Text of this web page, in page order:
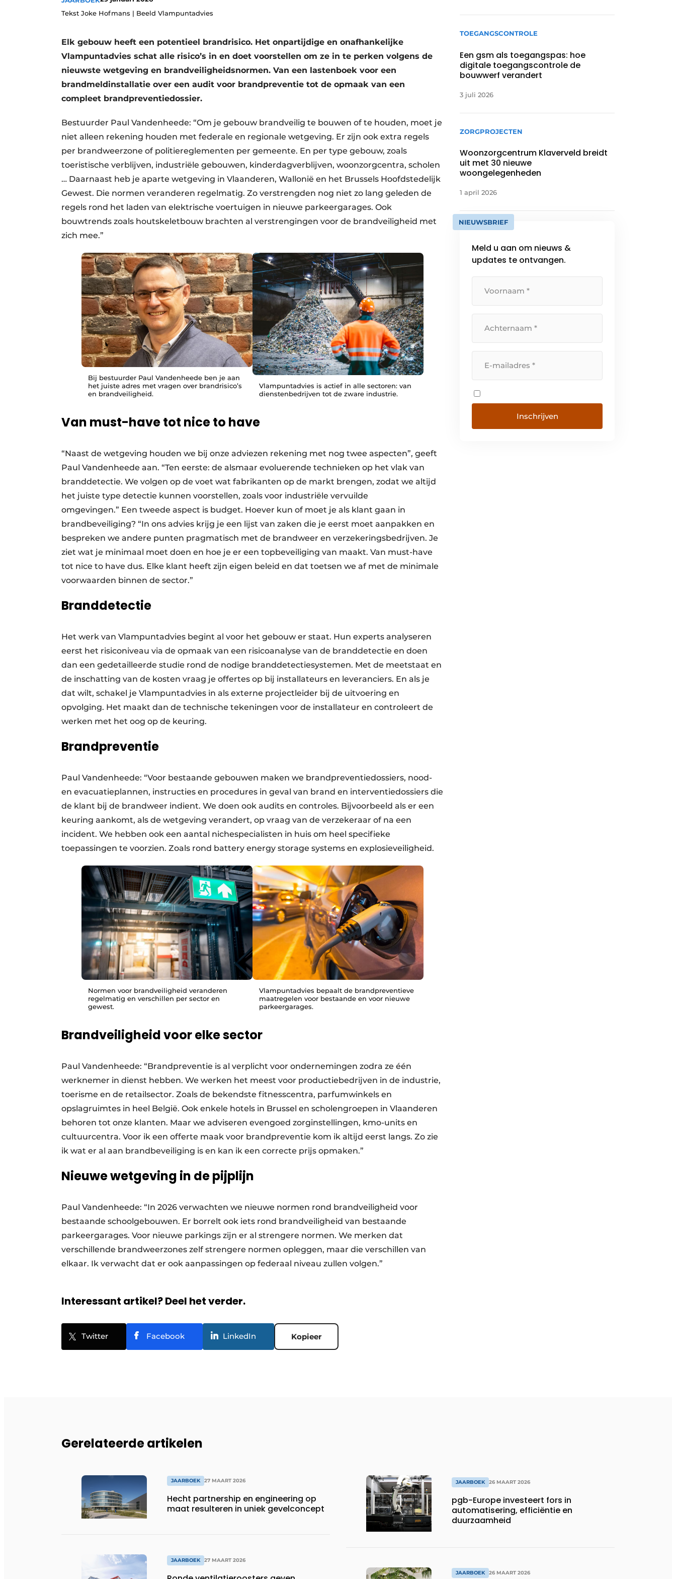
Vacature aanmelden
Video’s
Bedrijven
Bedrijven
Tekst Joke Hofmans | Beeld Vlampuntadvies
Elk gebouw heeft een potentieel brandrisico. Het onpartijdige en onafhankelijke
Vlampuntadvies schat alle risico’s in en doet voorstellen om ze in te perken volgens de
nieuwste wetgeving en brandveiligheidsnormen. Van een lastenboek voor een
brandmeldinstallatie over een audit voor brandpreventie tot de opmaak van een
compleet brandpreventiedossier.
Bestuurder Paul Vandenheede: “Om je gebouw brandveilig te bouwen of te houden, moet je
niet alleen rekening houden met federale en regionale wetgeving. Er zijn ook extra regels
per brandweerzone of politiereglementen per gemeente. En per type gebouw, zoals
toeristische verblijven, industriële gebouwen, kinderdagverblijven, woonzorgcentra, scholen
… Daarnaast heb je aparte wetgeving in Vlaanderen, Wallonië en het Brussels Hoofdstedelijk
Gewest. Die normen veranderen regelmatig. Zo verstrengden nog niet zo lang geleden de
regels rond het laden van elektrische voertuigen in nieuwe parkeergarages. Ook
bouwtrends zoals houtskeletbouw brachten al verstrengingen voor de brandveiligheid met
zich mee.”
Bij bestuurder Paul Vandenheede ben je aan
het juiste adres met vragen over brandrisico’s
en brandveiligheid.
Vlampuntadvies is actief in alle sectoren: van
dienstenbedrijven tot de zware industrie.
Van must-have tot nice to have
“Naast de wetgeving houden we bij onze adviezen rekening met nog twee aspecten”, geeft
Paul Vandenheede aan. “Ten eerste: de alsmaar evoluerende technieken op het vlak van
branddetectie. We volgen op de voet wat fabrikanten op de markt brengen, zodat we altijd
het juiste type detectie kunnen voorstellen, zoals voor industriële vervuilde
omgevingen.” Een tweede aspect is budget. Hoever kun of moet je als klant gaan in
brandbeveiliging? “In ons advies krijg je een lijst van zaken die je eerst moet aanpakken en
bespreken we andere punten pragmatisch met de brandweer en verzekeringsbedrijven. Je
ziet wat je minimaal moet doen en hoe je er een topbeveiliging van maakt. Van must-have
tot nice to have dus. Elke klant heeft zijn eigen beleid en dat toetsen we af met de minimale
voorwaarden binnen de sector.”
Branddetectie
Het werk van Vlampuntadvies begint al voor het gebouw er staat. Hun experts analyseren
eerst het risiconiveau via de opmaak van een risicoanalyse van de branddetectie en doen
dan een gedetailleerde studie rond de nodige branddetectiesystemen. Met de meetstaat en
de inschatting van de kosten vraag je offertes op bij installateurs en leveranciers. En als je
dat wilt, schakel je Vlampuntadvies in als externe projectleider bij de uitvoering en
opvolging. Het maakt dan de technische tekeningen voor de installateur en controleert de
werken met het oog op de keuring.
Brandpreventie
Paul Vandenheede: “Voor bestaande gebouwen maken we brandpreventiedossiers, nood-
en evacuatieplannen, instructies en procedures in geval van brand en interventiedossiers die
de klant bij de brandweer indient. We doen ook audits en controles. Bijvoorbeeld als er een
keuring aankomt, als de wetgeving verandert, op vraag van de verzekeraar of na een
incident. We hebben ook een aantal nichespecialisten in huis om heel specifieke
toepassingen te voorzien. Zoals rond battery energy storage systems en explosieveiligheid.
Normen voor brandveiligheid veranderen
regelmatig en verschillen per sector en
gewest.
Vlampuntadvies bepaalt de brandpreventieve
maatregelen voor bestaande en voor nieuwe
parkeergarages.
Brandveiligheid voor elke sector
Paul Vandenheede: “Brandpreventie is al verplicht voor ondernemingen zodra ze één
werknemer in dienst hebben. We werken het meest voor productiebedrijven in de industrie,
toerisme en de retailsector. Zoals de bekendste fitnesscentra, parfumwinkels en
opslagruimtes in heel België. Ook enkele hotels in Brussel en scholengroepen in Vlaanderen
behoren tot onze klanten. Maar we adviseren evengoed zorginstellingen, kmo-units en
cultuurcentra. Voor ik een offerte maak voor brandpreventie kom ik altijd eerst langs. Zo zie
ik wat er al aan brandbeveiliging is en kan ik een correcte prijs opmaken.”
Nieuwe wetgeving in de pijplijn
Paul Vandenheede: “In 2026 verwachten we nieuwe normen rond brandveiligheid voor
bestaande schoolgebouwen. Er borrelt ook iets rond brandveiligheid van bestaande
parkeergarages. Voor nieuwe parkings zijn er al strengere normen. We merken dat
verschillende brandweerzones zelf strengere normen opleggen, maar die verschillen van
elkaar. Ik verwacht dat er ook aanpassingen op federaal niveau zullen volgen.”
Interessant artikel? Deel het verder.
Twitter Facebook LinkedIn Kopieer
TOEGANGSCONTROLE
Een gsm als toegangspas: hoe
digitale toegangscontrole de
bouwwerf verandert
3 juli 2026
ZORGPROJECTEN
Woonzorgcentrum Klaverveld breidt
uit met 30 nieuwe
woongelegenheden
1 april 2026
NIEUWSBRIEF
Meld u aan om nieuws &
updates te ontvangen.
Gerelateerde artikelen
JAARBOEK 27 MAART 2026
Hecht partnership en engineering op
maat resulteren in uniek gevelconcept
JAARBOEK 27 MAART 2026
JAARBOEK 26 MAART 2026
pgb-Europe investeert fors in
automatisering, efficiëntie en
duurzaamheid
JAARBOEK 26 MAART 2026